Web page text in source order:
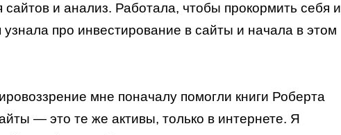
сайтов и анализ. Работала, чтобы прокормить себя и
узнала про инвестирование в сайты и начала в этом
мне поначалу помогли книги Роберта
— это те же активы, только в интернете. Я